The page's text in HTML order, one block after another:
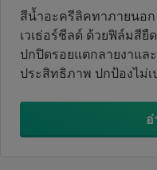
สีน้ำอะครีลิคทาภายนอ
เวเธ่อร์ชีลด์ ด้วยฟิล์มสียื
ปกปิดรอยแตกลายงาแล
ประสิทธิภาพ ปกป้องไม่
อ่